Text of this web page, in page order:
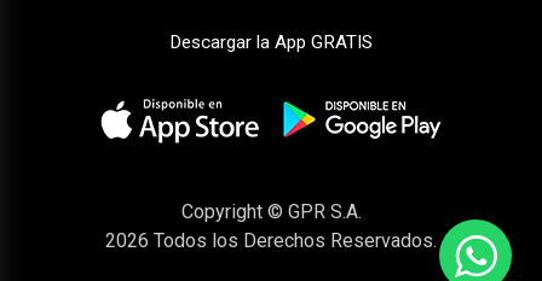
Descargar la App GRATIS
Copyright © GPR S.A.
2026 Todos los Derechos Reservados.